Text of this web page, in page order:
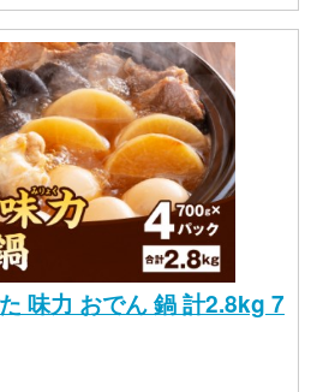
味力 おでん 鍋 計2.8kg 7